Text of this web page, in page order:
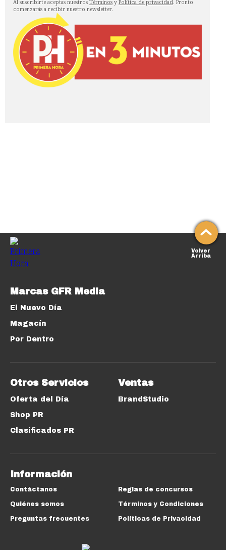
Al suscribirte aceptas nuestros Términos y Política de privacidad. Pronto
comenzarás a recibir nuestro newsletter.
Volver
Arriba
Marcas GFR Media
El Nuevo Día
Magacín
Por Dentro
Otros Servicios
Oferta del Día
Shop PR
Clasificados PR
Ventas
BrandStudio
Información
Contáctanos
Quiénes somos
Preguntas frecuentes
Reglas de concursos
Términos y Condiciones
Políticas de Privacidad